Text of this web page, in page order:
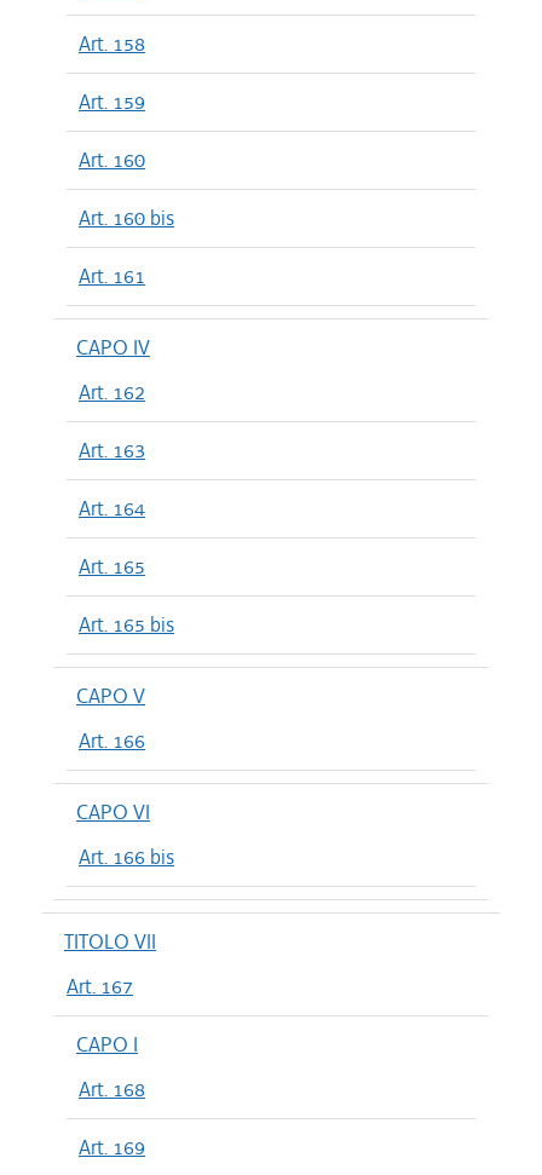
Art. 158
Art. 159
Art. 160
Art. 160 bis
Art. 161
CAPO IV
Art. 162
Art. 163
Art. 164
Art. 165
Art. 165 bis
CAPO V
Art. 166
CAPO VI
Art. 166 bis
TITOLO VII
Art. 167
CAPO I
Art. 168
Art. 169